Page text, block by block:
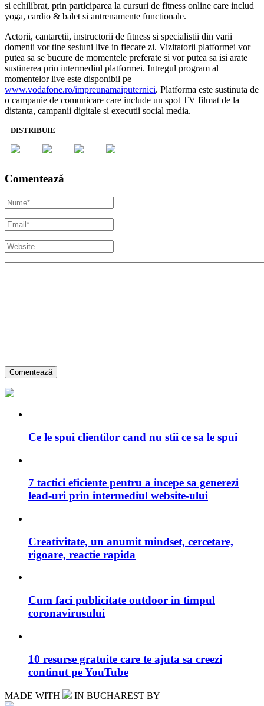
si echilibrat, prin participarea la cursuri de fitness online care includ
yoga, cardio & balet si antrenamente functionale.
Actorii, cantaretii, instructorii de fitness si specialistii din varii
domenii vor tine sesiuni live in fiecare zi. Vizitatorii platformei vor
putea sa se bucure de momentele preferate si vor putea sa isi arate
sustinerea prin intermediul platformei. Intregul program al
momentelor live este disponibil pe
www.vodafone.ro/impreunamaiputernici. Platforma este sustinuta de
o campanie de comunicare care include un spot TV filmat de la
distanta, campanii digitale si executii social media.
DISTRIBUIE
Comentează
Ce le spui clientilor cand nu stii ce sa le spui
7 tactici eficiente pentru a incepe sa generezi
lead-uri prin intermediul website-ului
Creativitate, un anumit mindset, cercetare,
rigoare, reactie rapida
Cum faci publicitate outdoor in timpul
coronavirusului
10 resurse gratuite care te ajuta sa creezi
continut pe YouTube
MADE WITH IN BUCHAREST BY